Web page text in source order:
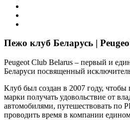
Пежо клуб Беларусь |
Peugeot Club Belarus – первый и
Беларуси посвященный
Клуб был создан в 2007 году, чтобы
марки получать удовольствие от
автомобилями, путешествовать по
проводить время в компании